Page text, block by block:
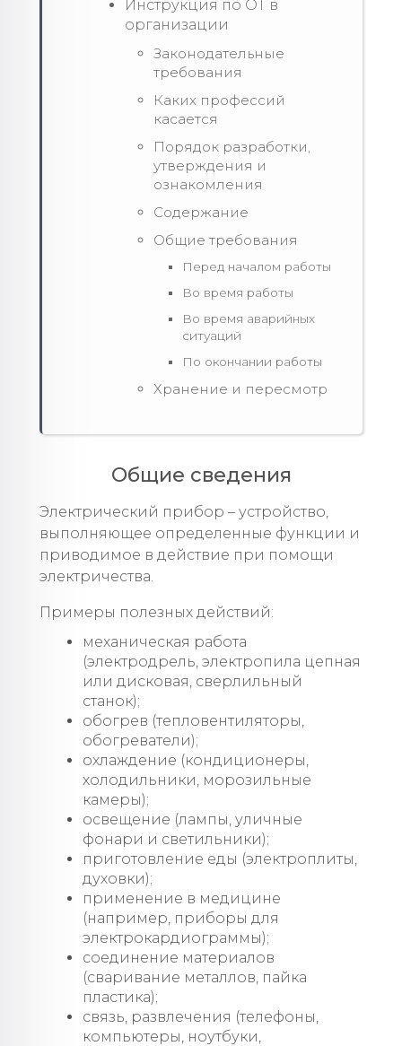
Инструкция по ОТ в
организации
Законодательные
требования
Каких профессий
касается
Порядок разработки,
утверждения и
ознакомления
Содержание
Общие требования
Перед началом работы
Во время работы
Во время аварийных
ситуаций
По окончании работы
Хранение и пересмотр
Общие сведения
Электрический прибор – устройство,
выполняющее определенные функции и
приводимое в действие при помощи
электричества.
Примеры полезных действий:
механическая работа
(электродрель, электропила цепная
или дисковая, сверлильный
станок);
обогрев (тепловентиляторы,
обогреватели);
охлаждение (кондиционеры,
холодильники, морозильные
камеры);
освещение (лампы, уличные
фонари и светильники);
приготовление еды (электроплиты,
духовки);
применение в медицине
(например, приборы для
электрокардиограммы);
соединение материалов
(сваривание металлов, пайка
пластика);
связь, развлечения (телефоны,
компьютеры, ноутбуки,